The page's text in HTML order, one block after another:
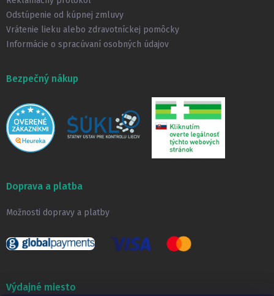
Odstúpenie od kúpnej zmluvy
Vrátenie lieku alebo zdravotníckej pomôcky
Informácie o spracúvaní osobných údajov
Bezpečný nákup
Doprava a platba
Možnosti dopravy a platby
Výdajné miesto